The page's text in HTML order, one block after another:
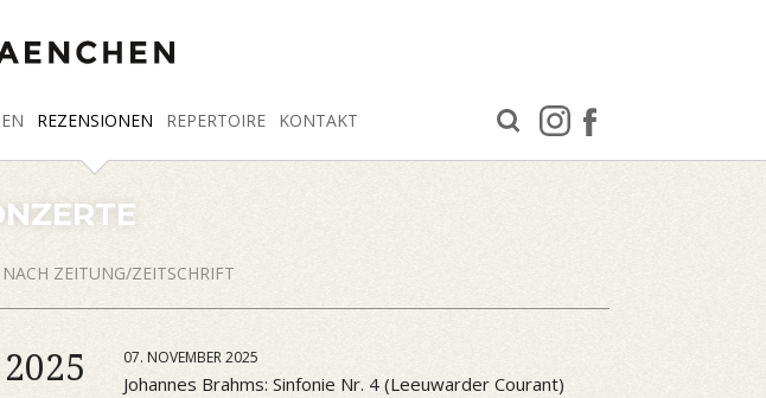
REZENSIONEN REPERTOIRE KONTAKT
NACH ZEITUNG/ZEITSCHRIFT
2025 07. NOVEMBER 2025
Johannes Brahms: Sinfonie Nr. 4 (Leeuwarder Courant)